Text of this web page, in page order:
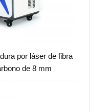
por láser de fibra
de 8 mm